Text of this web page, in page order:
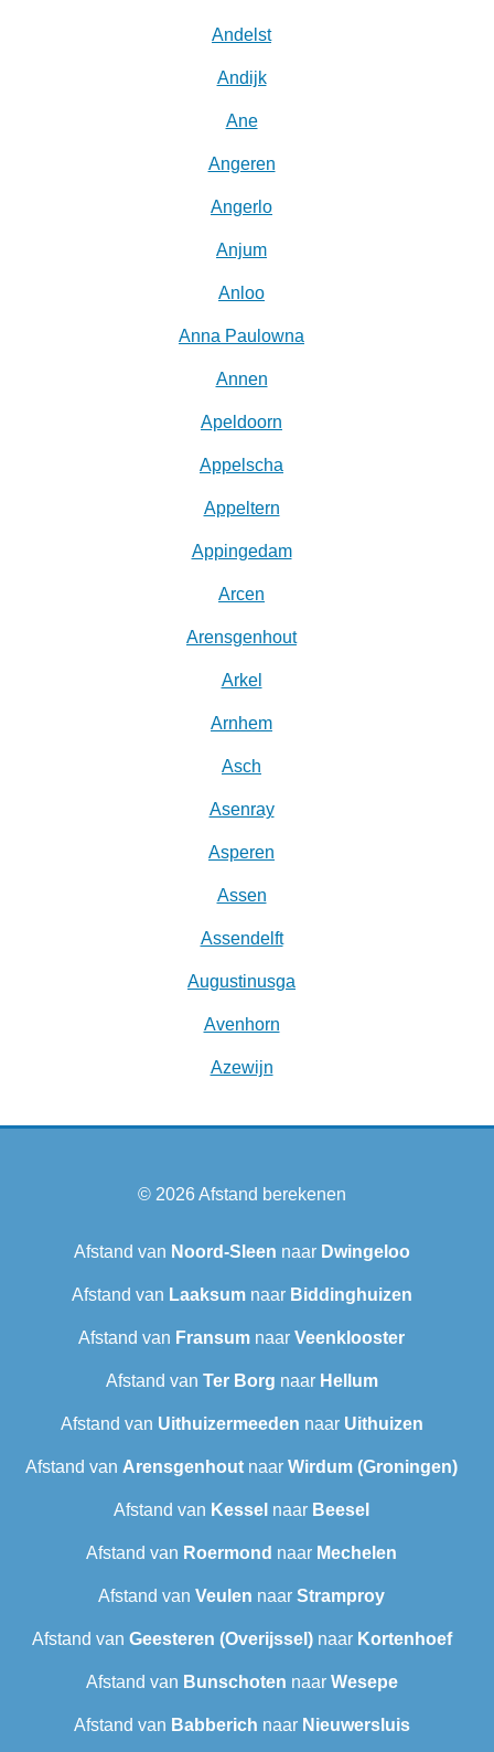
Andelst
Andijk
Ane
Angeren
Angerlo
Anjum
Anloo
Anna Paulowna
Annen
Apeldoorn
Appelscha
Appeltern
Appingedam
Arcen
Arensgenhout
Arkel
Arnhem
Asch
Asenray
Asperen
Assen
Assendelft
Augustinusga
Avenhorn
Azewijn
© 2026Afstand berekenen
Afstand van Noord-Sleen naar Dwingeloo
Afstand van Laaksumnaar Biddinghuizen
Afstand van Fransum naar Veenklooster
Afstand van Ter Borg naar Hellum
Afstand van Uithuizermeeden naar Uithuizen
Afstand van Arensgenhout naar Wirdum (Groningen)
Afstand van Kessel naar Beesel
Afstand van Roermond naar Mechelen
Afstand van Veulen naar Stramproy
Afstand van Geesteren (Overijssel)naar Kortenhoef
Afstand van Bunschoten naar Wesepe
Afstand van Babberich naar Nieuwersluis